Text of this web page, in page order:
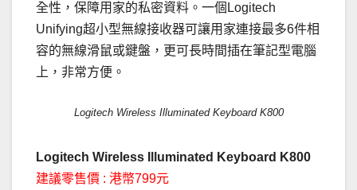
全性，保障用家的私密資料。一個Logitech
Unifying超小型無線接收器可讓用家連接最多6件相
容的無線滑鼠或鍵盤，更可長時間插在筆記型電腦
上，非常方便。
Logitech Wireless Illuminated Keyboard K800
Logitech Wireless Illuminated Keyboard K800
建議零售價 : 港幣799元